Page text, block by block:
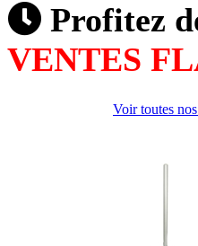
Profitez
VENTES
Voir toutes